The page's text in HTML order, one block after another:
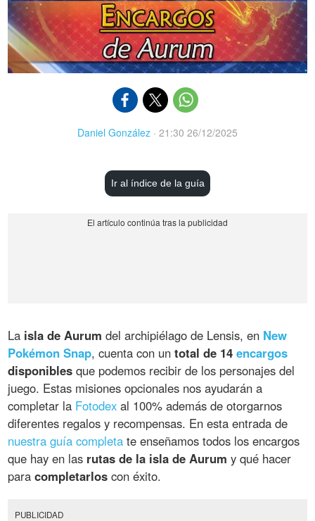
Daniel González · 21:30 26/12/2025
Ir al índice de la guía
La isla de Aurum del archipiélago de Lensis, en New
Pokémon Snap, cuenta con untotal de 14encargos
disponibles que podemos recibir de los personajes del
juego. Estas misiones opcionales nos ayudarán a
completar la Fotodex al 100% además de otorgarnos
diferentes regalos y recompensas. En esta entrada de
nuestra guía completa te enseñamos todos los encargos
que hay en las rutas de la isla de Aurum y qué hacer
paracompletarlos con éxito.
PUBLICIDAD